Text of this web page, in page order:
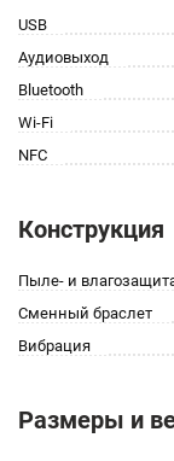
USB
Аудиовыход
Bluetooth
Wi-Fi
NFC
Конструкция
Пыле- и
Сменный браслет
Вибрация
Размеры и